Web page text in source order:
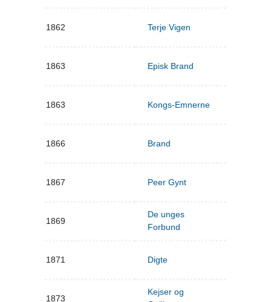
1862 Terje Vigen
1863 Episk Brand
1863 Kongs-Emnerne
1866 Brand
1867 Peer Gynt
1869
De unges
Forbund
1871 Digte
1873
Kejser og